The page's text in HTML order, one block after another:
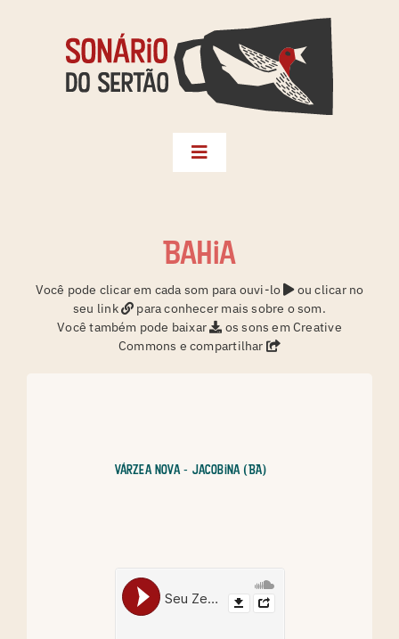
Toggle
Seleções
Territórios
Créditos
Sonário da Terra
Bahia
Você pode clicar em cada som para ouvi-lo
ou clicar no
seu link
para conhecer mais sobre o som.
Você também pode baixar
os sons em Creative
Commons e compartilhar
Várzea Nova - Jacobina (BA)